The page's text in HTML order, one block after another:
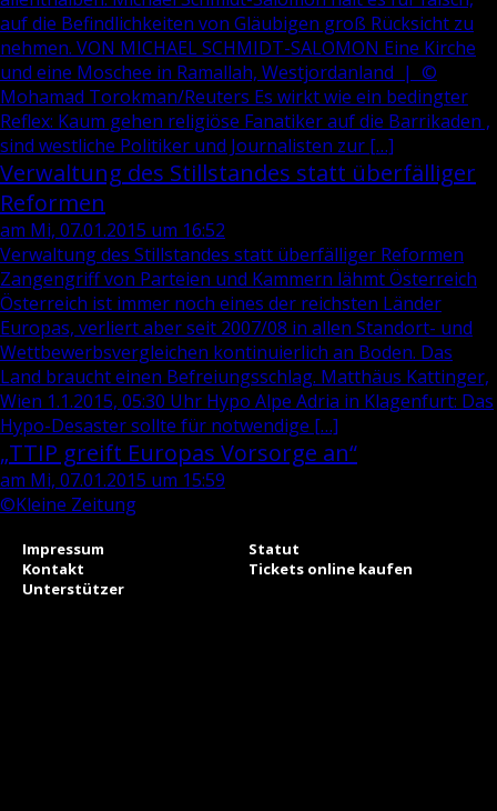
auf die Befindlichkeiten von Gläubigen groß Rücksicht zu
nehmen. VON MICHAEL SCHMIDT-SALOMON Eine Kirche
und eine Moschee in Ramallah, Westjordanland | ©
Mohamad Torokman/Reuters Es wirkt wie ein bedingter
Reflex: Kaum gehen religiöse Fanatiker auf die Barrikaden ,
sind westliche Politiker und Journalisten zur […]
Verwaltung des Stillstandes statt überfälliger
Reformen
am Mi, 07.01.2015 um 16:52
Verwaltung des Stillstandes statt überfälliger Reformen
Zangengriff von Parteien und Kammern lähmt Österreich
Österreich ist immer noch eines der reichsten Länder
Europas, verliert aber seit 2007/08 in allen Standort- und
Wettbewerbsvergleichen kontinuierlich an Boden. Das
Land braucht einen Befreiungsschlag. Matthäus Kattinger,
Wien 1.1.2015, 05:30 Uhr Hypo Alpe Adria in Klagenfurt: Das
Hypo-Desaster sollte für notwendige […]
„TTIP greift Europas Vorsorge an“
am Mi, 07.01.2015 um 15:59
©Kleine Zeitung
Impressum
Statut
Kontakt
Tickets online kaufen
Unterstützer